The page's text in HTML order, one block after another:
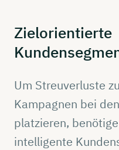
Zielorientierte
Um Streuverluste
Kampagnen bei
platzieren,
intelligente